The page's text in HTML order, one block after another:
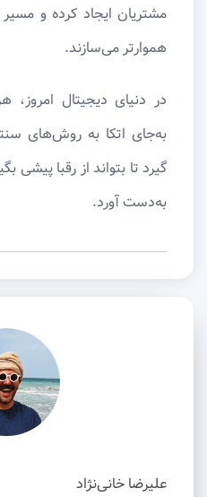
مشتریان ایجاد کرده و
هموارتر می‌سازند.
در دنیای دیجیتال امروز،
به‌جای اتکا به روش‌های
گیرد تا بتواند از رقبا پیشی
به‌دست آورد.
علیرضا خانی‌نژاد